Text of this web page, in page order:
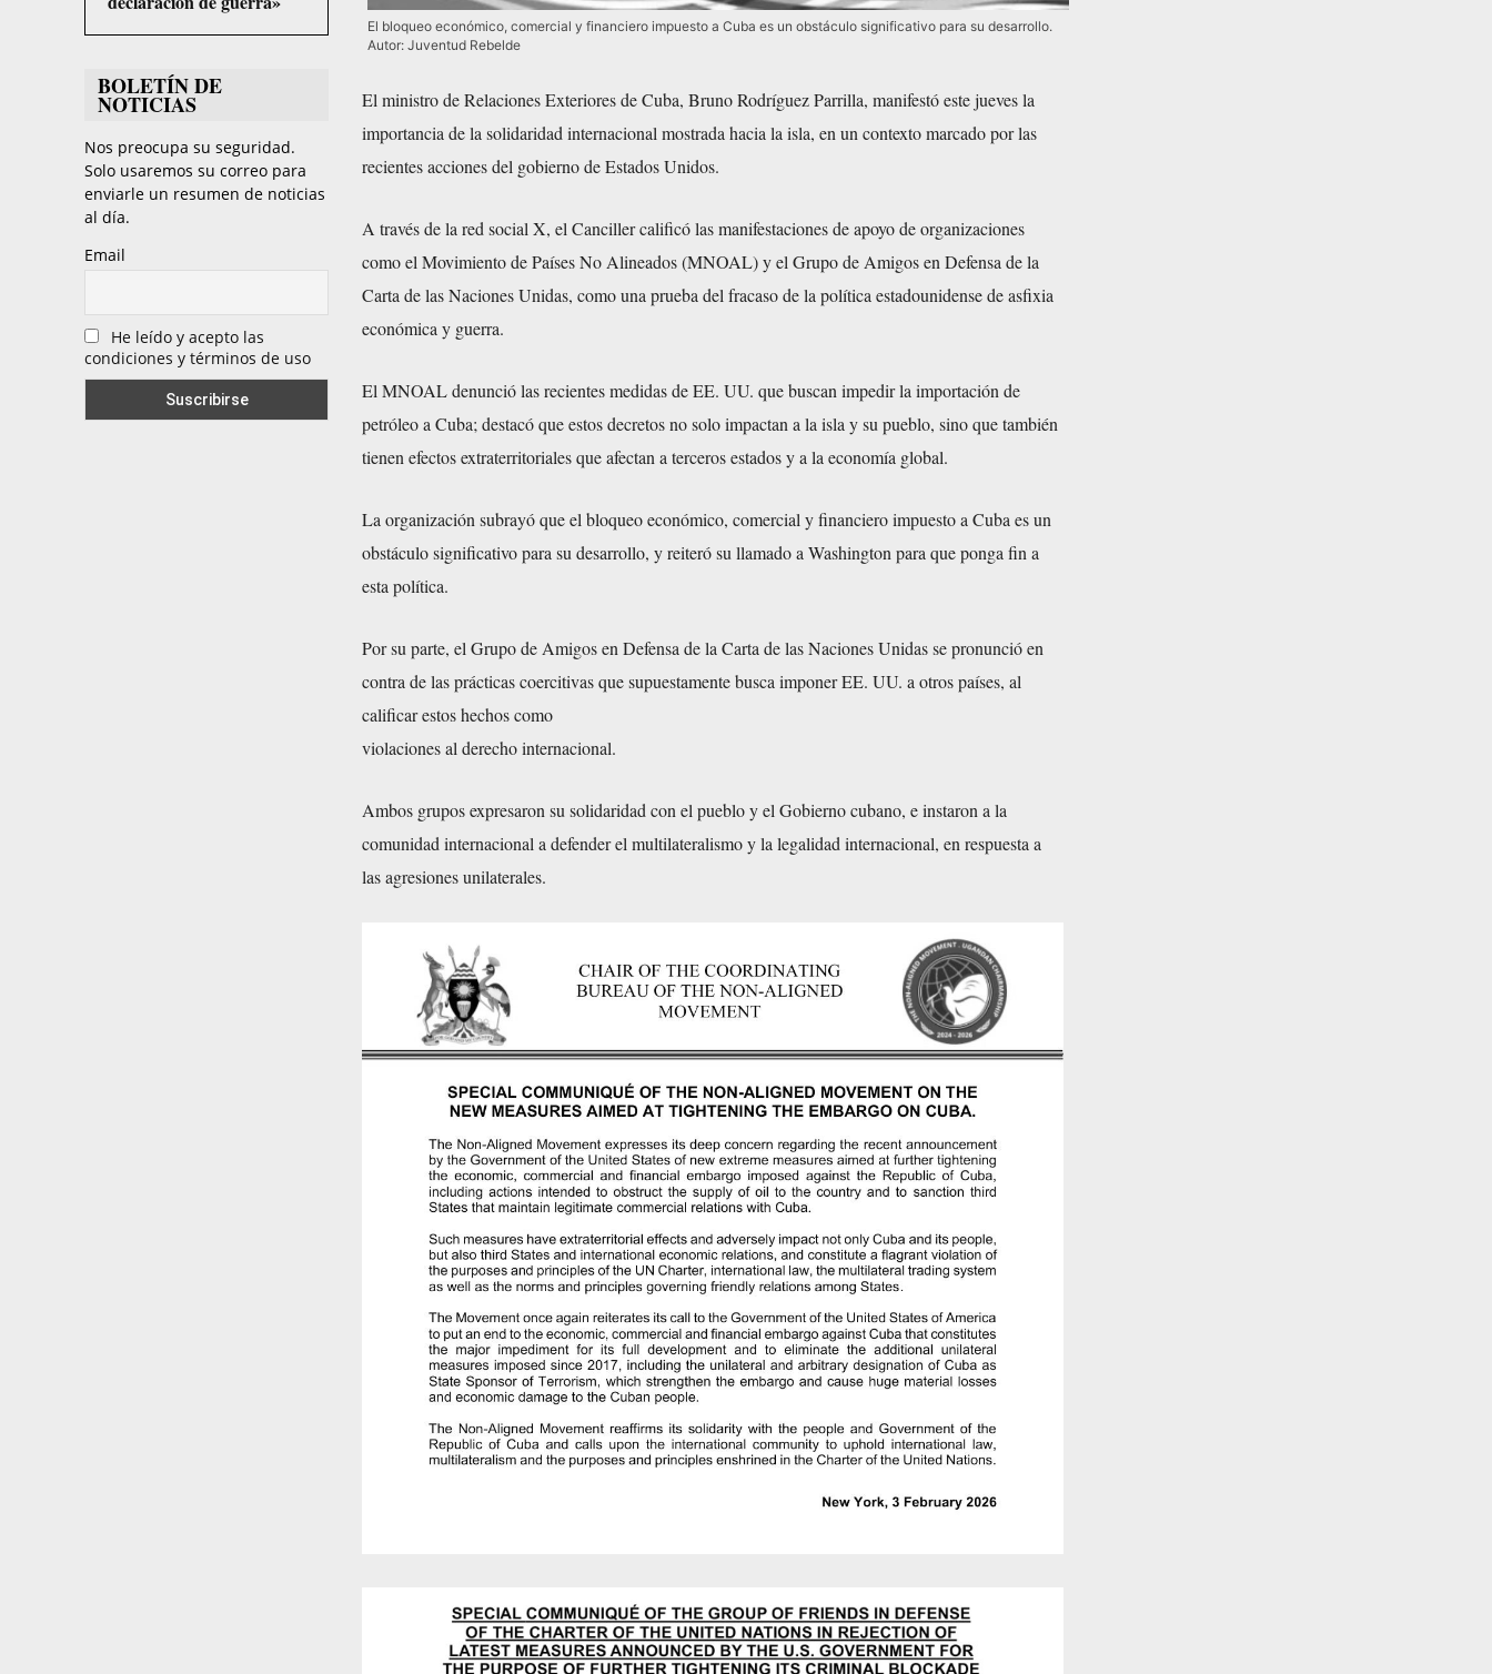
BOLETÍN DE
NOTICIAS
Nos preocupa su seguridad.
Solo usaremos su correo para
enviarle un resumen de noticias
al día.
Email
He leído y acepto las
condiciones y términos de uso
El bloqueo económico, comercial y financiero impuesto a Cuba es un obstáculo significativo para su desarrollo.
Autor: Juventud Rebelde
El ministro de Relaciones Exteriores de Cuba, Bruno Rodríguez Parrilla, manifestó este jueves la
importancia de la solidaridad internacional mostrada hacia la isla, en un contexto marcado por las
recientes acciones del gobierno de Estados Unidos.
A través de la red social X, el Canciller calificó las manifestaciones de apoyo de organizaciones
como el Movimiento de Países No Alineados (MNOAL) y el Grupo de Amigos en Defensa de la
Carta de las Naciones Unidas, como una prueba del fracaso de la política estadounidense de asfixia
económica y guerra.
El MNOAL denunció las recientes medidas de EE. UU. que buscan impedir la importación de
petróleo a Cuba; destacó que estos decretos no solo impactan a la isla y su pueblo, sino que también
tienen efectos extraterritoriales que afectan a terceros estados y a la economía global.
La organización subrayó que el bloqueo económico, comercial y financiero impuesto a Cuba es un
obstáculo significativo para su desarrollo, y reiteró su llamado a Washington para que ponga fin a
esta política.
Por su parte, el Grupo de Amigos en Defensa de la Carta de las Naciones Unidas se pronunció en
contra de las prácticas coercitivas que supuestamente busca imponer EE. UU. a otros países, al
calificar estos hechos como
violaciones al derecho internacional.
Ambos grupos expresaron su solidaridad con el pueblo y el Gobierno cubano, e instaron a la
comunidad internacional a defender el multilateralismo y la legalidad internacional, en respuesta a
las agresiones unilaterales.